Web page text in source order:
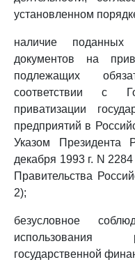
установленном
наличие поданных
документов на
подлежащих
соответствии с
приватизации
предприятий в
Указом Президента
декабря 1993 г. N
Правительства
2);
безусловное
использования
государственной